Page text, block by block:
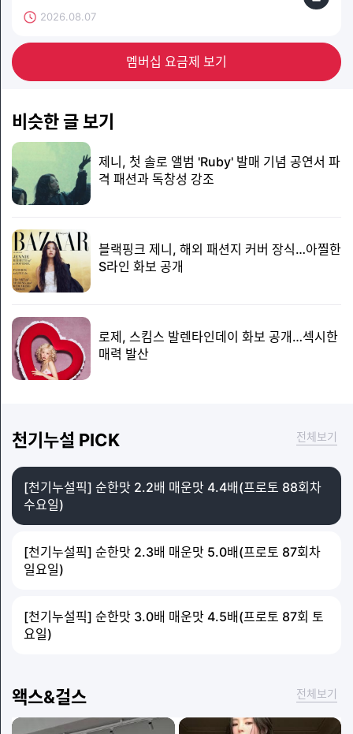
2026.08.07
멤버십 요금제 보기
비슷한 글 보기
제니, 첫 솔로 앨범 'Ruby' 발매 기념 공연서 파
격 패션과 독창성 강조
블랙핑크 제니, 해외 패션지 커버 장식…아찔한
S라인 화보 공개
로제, 스킴스 발렌타인데이 화보 공개…섹시한
매력 발산
천기누설 PICK 전체보기
[천기누설픽] 순한맛 2.2배 매운맛 4.4배(프로토 88회차
수요일)
[천기누설픽] 순한맛 2.3배 매운맛 5.0배(프로토 87회차
일요일)
[천기누설픽] 순한맛 3.0배 매운맛 4.5배(프로토 87회 토
요일)
왝스&걸스 전체보기